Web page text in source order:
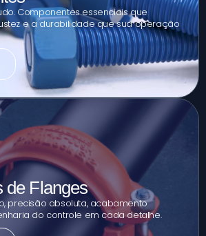
Componentes essenciais que
e a durabilidade que sua operação
de Flanges
precisão absoluta, acabamento
do controle em cada detalhe.